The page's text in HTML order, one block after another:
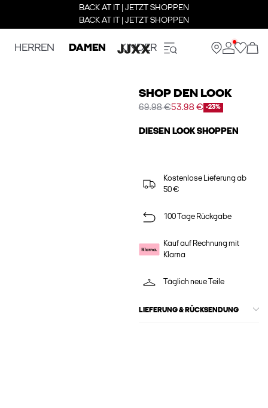
BACK AT IT | JETZT SHOPPEN
BACK AT IT | JETZT SHOPPEN
HERREN DAMEN KINDER
SHOP DEN LOOK
69.98 €53.98 € -23%
DIESEN LOOK SHOPPEN
Kostenlose Lieferung ab
50 €
100 Tage Rückgabe
Kauf auf Rechnung mit
Klarna
Täglich neue Teile
LIEFERUNG & RÜCKSENDUNG